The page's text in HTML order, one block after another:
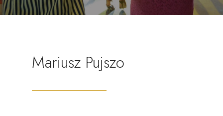
Mariusz Pujszo